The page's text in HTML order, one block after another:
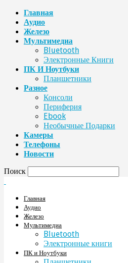
Главная
Аудио
Железо
Мультимедиа
Bluetooth
Электронные Книги
ПК И Ноутбуки
Планшетники
Разное
Консоли
Периферия
Ebook
Необычные Подарки
Камеры
Телефоны
Новости
Поиск
Главная
Аудио
Железо
Мультимедиа
Bluetooth
Электронные книги
ПК и Ноутбуки